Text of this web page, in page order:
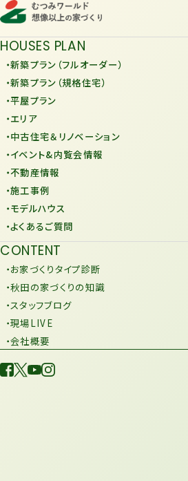
HOUSES PLAN
・新築プラン（フルオーダー）
-Fiore
・新築プラン（規格住宅）
-規格住宅
-KURAFIT
-JiU
・平屋プラン
・エリア
-潟上市
-由利本荘市
・中古住宅＆リノベーション
-中古住宅
-リノベーション
・イベント&内覧会情報
・不動産情報
・施工事例
・モデルハウス
・よくあるご質問
CONTENT
・お家づくりタイプ診断
・秋田の家づくりの知識
・スタッフブログ
・現場LIVE
・会社概要